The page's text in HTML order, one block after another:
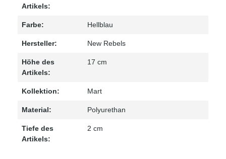
Artikels:
Farbe: Hellblau
Hersteller: New Rebels
Höhe des
Artikels:
17 cm
Kollektion: Mart
Material: Polyurethan
Tiefe des
Artikels:
2 cm